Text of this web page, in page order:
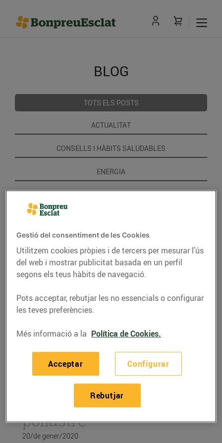
BLOG
TOTS ELS POSTS
ACTUALITAT
CONSELLS I HÀBITS SALUDABLES
ENERGIA
RECEPTES
Recepta de faves,
pèsols i carxofes amb
pollastre
20/de gener/2020
Gestió del consentiment de les Cookies
Utilitzem cookies pròpies i de tercers per mesurar l’ús
del web i mostrar publicitat basada en un perfil
segons els teus hàbits de navegació.
Pots acceptar, rebutjar les no essencials o configurar
les teves preferències.
Més informació a la Política de Cookies.
Configurar
Rebutjar
Acceptar